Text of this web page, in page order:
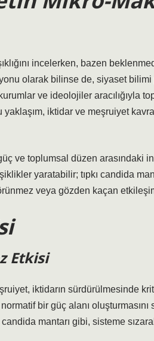
incelerken, bazen
olarak bilinse de, siyaset
ve ideolojiler aracılığıyla
iktidar ve meşruiyet
ve toplumsal düzen arasındaki
yaratabilir; tıpkı candida
veya gözden kaçan
Etkisi
iktidarın sürdürülmesinde
bir güç alanı
mantarı gibi, sisteme